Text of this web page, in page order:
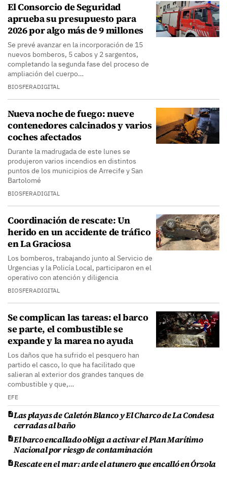
El Consorcio de Seguridad
aprueba su presupuesto para
2026 por algo más de 9 millones
Se prevé avanzar en la incorporación de 15
nuevos bomberos, 5 cabos y 2 sargentos,
completando la segunda fase del proceso de
ampliación del cuerpo…
BIOSFERADIGITAL
Nueva noche de fuego: nueve
contenedores calcinados y varios
coches afectados
Durante la madrugada de este lunes se
produjeron varios incendios en distintos
puntos de los municipios de Arrecife y San
Bartolomé
BIOSFERADIGITAL
Coordinación de rescate: Un
herido en un accidente de tráfico
en La Graciosa
Los bomberos, trabajando junto al Servicio de
Urgencias y la Policía Local, participaron en el
operativo con atención y diligencia
BIOSFERADIGITAL
Se complican las tareas: el barco
se parte, el combustible se
expande y la marea no ayuda
Los daños que ha sufrido el pesquero han
partido el casco, lo que ha facilitado que
salieran al exterior dos grandes tanques de
combustible y que,…
EFE
Las playas de Caletón Blanco y El Charco de La Condesa
cerradas al baño
El barco encallado obliga a activar el Plan Marítimo
Nacional por riesgo de contaminación
Rescate en el mar: arde el atunero que encalló en Órzola